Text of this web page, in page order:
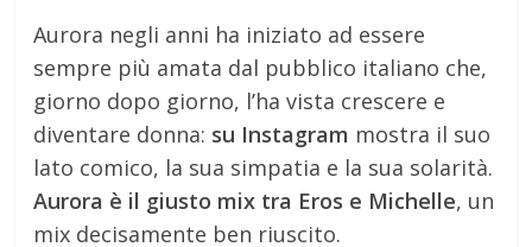
Aurora negli anni ha iniziato ad essere
sempre più amata dal pubblico italiano che,
giorno dopo giorno, l’ha vista crescere e
diventare donna: su Instagram mostra il suo
lato comico, la sua simpatia e la sua solarità.
Aurora è il giusto mix tra Eros e Michelle, un
mix decisamente ben riuscito.